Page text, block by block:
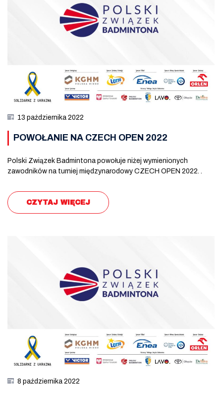
13 października 2022
POWOŁANIE NA CZECH OPEN 2022
Polski Związek Badmintona powołuje niżej wymienionych
zawodników na turniej międzynarodowy CZECH OPEN 2022. .
CZYTAJ WIĘCEJ
8 października 2022